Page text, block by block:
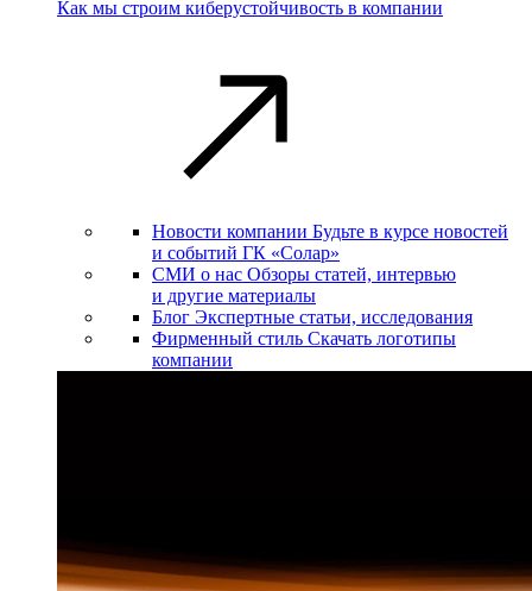
Как мы строим киберустойчивость в компании
Новости компании Будьте в курсе новостей
и событий ГК «Солар»
СМИ о нас Обзоры статей, интервью
и другие материалы
Блог Экспертные статьи, исследования
Фирменный стиль Скачать логотипы
компании